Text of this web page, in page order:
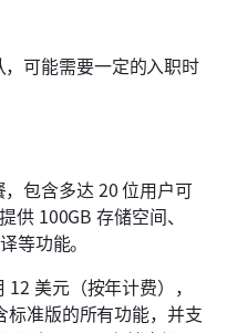
可能需要一定的入职时
包含多达 20 位用户可
供 100GB 存储空间、
等功能。
美元（按年计费），
标准版的所有功能，并支